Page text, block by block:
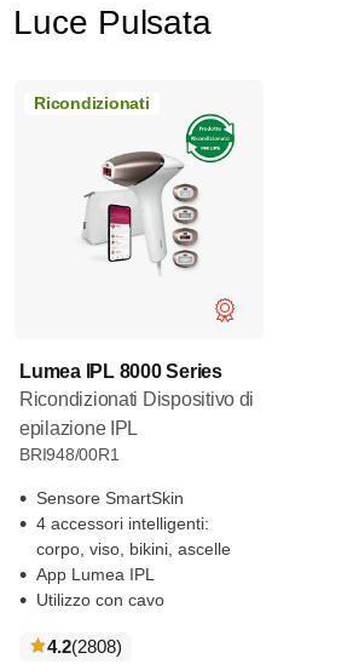
Luce Pulsata
Ricondizionati
Lumea IPL 8000 Series
Ricondizionati Dispositivo di
epilazione IPL
BRI948/00R1
Sensore SmartSkin
4 accessori intelligenti:
corpo, viso, bikini, ascelle
App Lumea IPL
Utilizzo con cavo
4.2(2808recensioni
)